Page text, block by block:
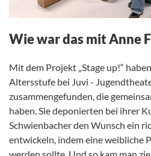
Wie war das mit Anne
Mit dem Projekt „Stage up!“
Altersstufe bei Juvi -
zusammengefunden, die
haben. Sie deponierten bei ihrer
Schwienbacher den Wunsch ein
entwickeln, indem eine weibliche